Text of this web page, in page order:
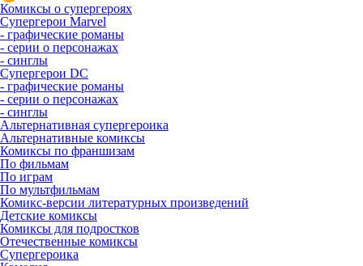
Комиксы о супергероях
Супергерои Marvel
- графические романы
- серии о персонажах
- синглы
Супергерои DC
- графические романы
- серии о персонажах
- синглы
Альтернативная супергероика
Альтернативные комиксы
Комиксы по франшизам
По фильмам
По играм
По мультфильмам
Комикс-версии литературных произведений
Детские комиксы
Комиксы для подростков
Отечественные комиксы
Супергероика